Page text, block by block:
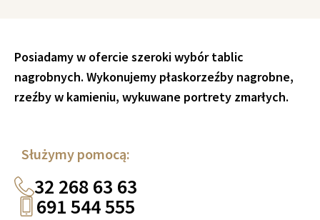
Posiadamy w ofercie szeroki wybór tablic
nagrobnych. Wykonujemy płaskorzeźby nagrobne,
rzeźby w kamieniu, wykuwane portrety zmarłych.
Służymy pomocą:
32 268 63 63
691 544 555